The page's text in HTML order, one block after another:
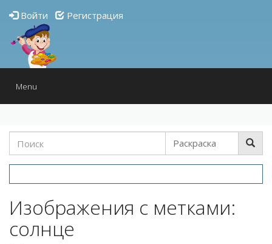
Войти Регистрация
Toggle
Menu
Изображения с метками:
солнце